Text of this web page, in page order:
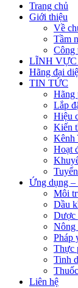
Trang chủ
Giới thiệu
Về
Tầm
Công
LĨNH
Hãng đại
TIN TỨC
Hãng
Lắp
Hiệu
Kiến
Kênh
Hoạt
Ứng dụng –
Môi
Dầu
Dược
Nông
Pháp
Thực
Tinh
Liên hệ